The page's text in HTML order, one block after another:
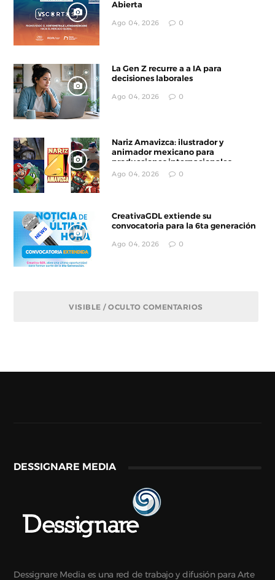
Abierta
Ago 04, 2026 0
La Gen Z recurre a a IA para
decisiones laborales
Ago 04, 2026 0
Nariz Amavizca: ilustrador y
animador mexicano para
producciones internacionales
Ago 04, 2026 0
CreativaGDL extiende su
convocatoria para la 6ta generación
Ago 04, 2026 0
VISIBLE / OCULTO COMENTARIOS
DESSIGNARE MEDIA
Dessignare Media es una red de trabajo y difusión para Arte